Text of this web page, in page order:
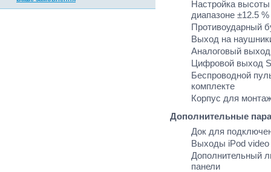
Настройка высоты
диапазоне ±12.5 %
Противоударный
Выход на
Аналоговый
Цифровой выход
Беспроводной
комплекте
Корпус для
Дополнительные
Док для
Выходы iPod video
Дополнительный
панели